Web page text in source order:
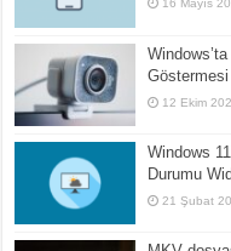
16 Mayıs
12 Ekim
Windows
Durumu
21 Şubat